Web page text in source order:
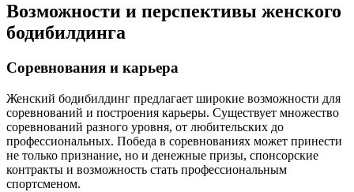
Возможности и перспективы женского
бодибилдинга
Соревнования и карьера
Женский бодибилдинг предлагает широкие возможности для
соревнований и построения карьеры. Существует множество
соревнований разного уровня, от любительских до
профессиональных. Победа в соревнованиях может принести
не только признание, но и денежные призы, спонсорские
контракты и возможность стать профессиональным
спортсменом.